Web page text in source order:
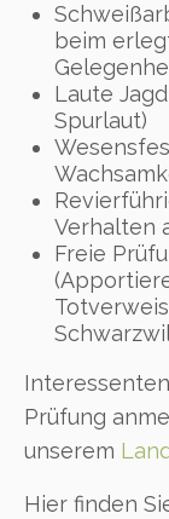
beim
Laute
Spurlaut)
Verhalten
Freie
Prüfung
unserem
Hier finden